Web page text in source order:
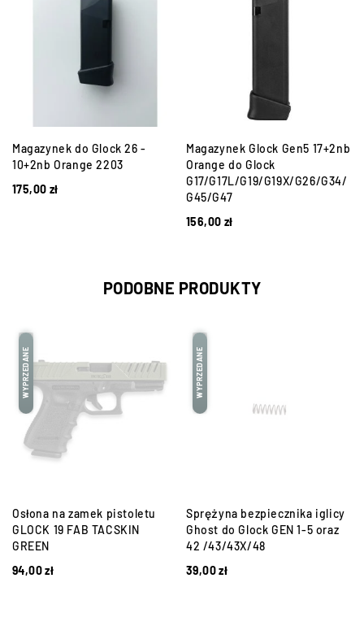
Magazynek do Glock 26 -
10+2nb Orange 2203
175,00 zł
Magazynek Glock Gen5 17+2nb
Orange do Glock
G17/G17L/G19/G19X/G26/G34/
G45/G47
156,00 zł
PODOBNE PRODUKTY
WYPRZEDANE
Osłona na zamek pistoletu
GLOCK 19 FAB TACSKIN
GREEN
94,00zł
WYPRZEDANE
Sprężyna bezpiecznika iglicy
Ghost do Glock GEN 1-5 oraz
42 /43/43X/48
39,00zł